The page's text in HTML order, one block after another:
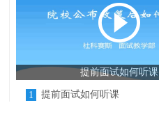
提前面试如何听课
1 提前面试如何听课